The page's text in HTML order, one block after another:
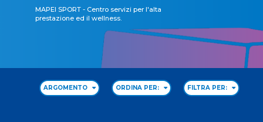
MAPEI SPORT - Centro servizi per l'alta
prestazione ed il wellness.
ARGOMENTO ORDINA PER: FILTRA PER: